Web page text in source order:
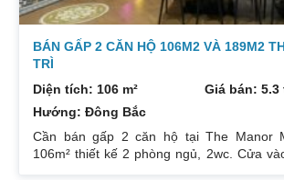
BÁN GẤP 2 CĂN HỘ 106M2 VÀ 189M2
TRÌ
Diện tích: 106 m²
Giá bán: 5.3
Hướng: Đông Bắc
Cần bán gấp 2 căn hộ tại The Manor
106m² thiết kế 2 phòng ngủ, 2wc. Cửa